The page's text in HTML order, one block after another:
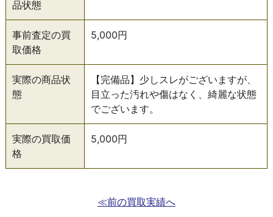
品状態
事前査定の買
取価格
5,000円
実際の商品状
態
【完備品】少しスレがございますが、
目立った汚れや傷はなく、綺麗な状態
でございます。
実際の買取価
格
5,000円
≪前の買取実績へ